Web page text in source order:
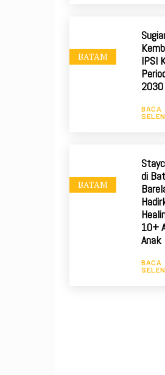
BATAM
IPSI
2030
BACA
BATAM
di
10+
Anak
BACA